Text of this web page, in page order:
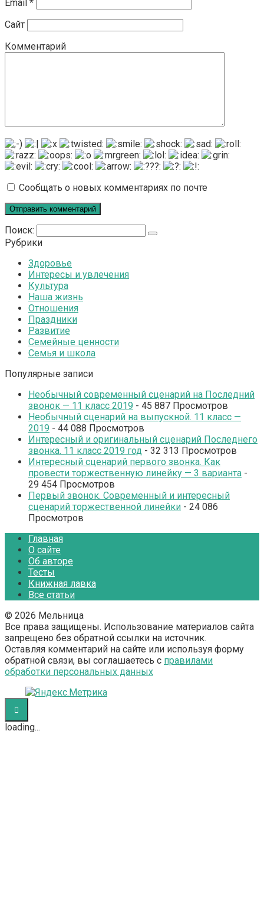
Email *
Сайт
Комментарий
Сообщать о новых комментариях по почте
Поиск:
Рубрики
Здоровье
Интересы и увлечения
Культура
Наша жизнь
Отношения
Праздники
Развитие
Семейные ценности
Семья и школа
Популярные записи
Необычный современный сценарий на Последний
звонок — 11 класс 2019 - 45 887 Просмотров
Необычный сценарий на выпускной. 11 класс —
2019 - 44 088 Просмотров
Интересный и оригинальный сценарий Последнего
звонка. 11 класс 2019 год - 32 313 Просмотров
Интересный сценарий первого звонка. Как
провести торжественную линейку — 3 варианта -
29 454 Просмотров
Первый звонок. Современный и интересный
сценарий торжественной линейки - 24 086
Просмотров
Главная
О сайте
Об авторе
Тесты
Книжная лавка
Все статьи
© 2026 Мельница
Все права защищены. Использование материалов сайта
запрещено без обратной ссылки на источник.
Оставляя комментарий на сайте или используя форму
обратной связи, вы соглашаетесь с правилами
обработки персональных данных
loading...